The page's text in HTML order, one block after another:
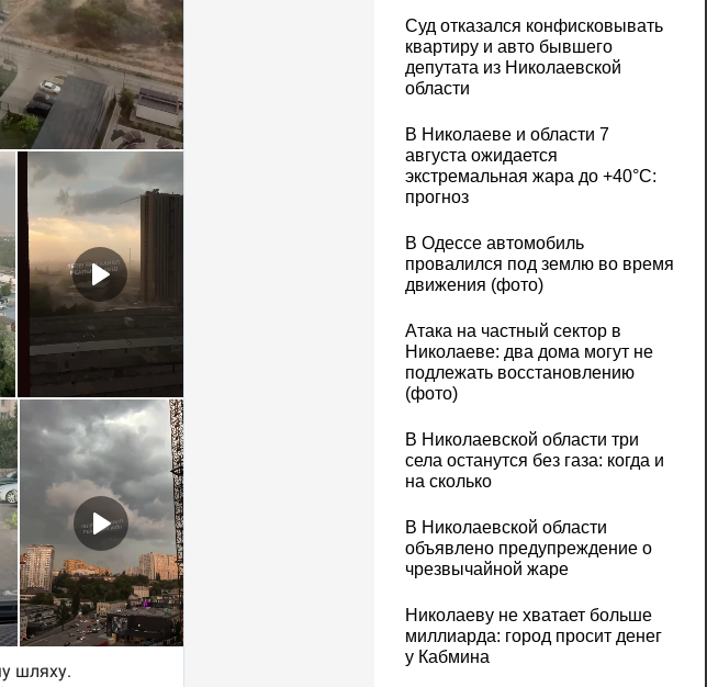
Суд отказался конфисковывать
квартиру и авто бывшего
депутата из Николаевской
области
В Николаеве и области 7
августа ожидается
экстремальная жара до +40°C:
прогноз
В Одессе автомобиль
провалился под землю во время
движения (фото)
Атака на частный сектор в
Николаеве: два дома могут не
подлежать восстановлению
(фото)
В Николаевской области три
села останутся без газа: когда и
на сколько
В Николаевской области
объявлено предупреждение о
чрезвычайной жаре
Николаеву не хватает больше
миллиарда: город просит денег
у Кабмина